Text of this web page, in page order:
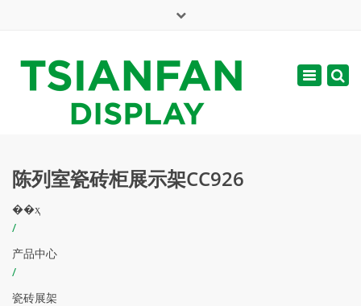
周一 - 周六: 7:00 - 17:00
Toggle
陈列室瓷砖柜展示架CC926
��ҳ
/
产品中心
/
瓷砖展架